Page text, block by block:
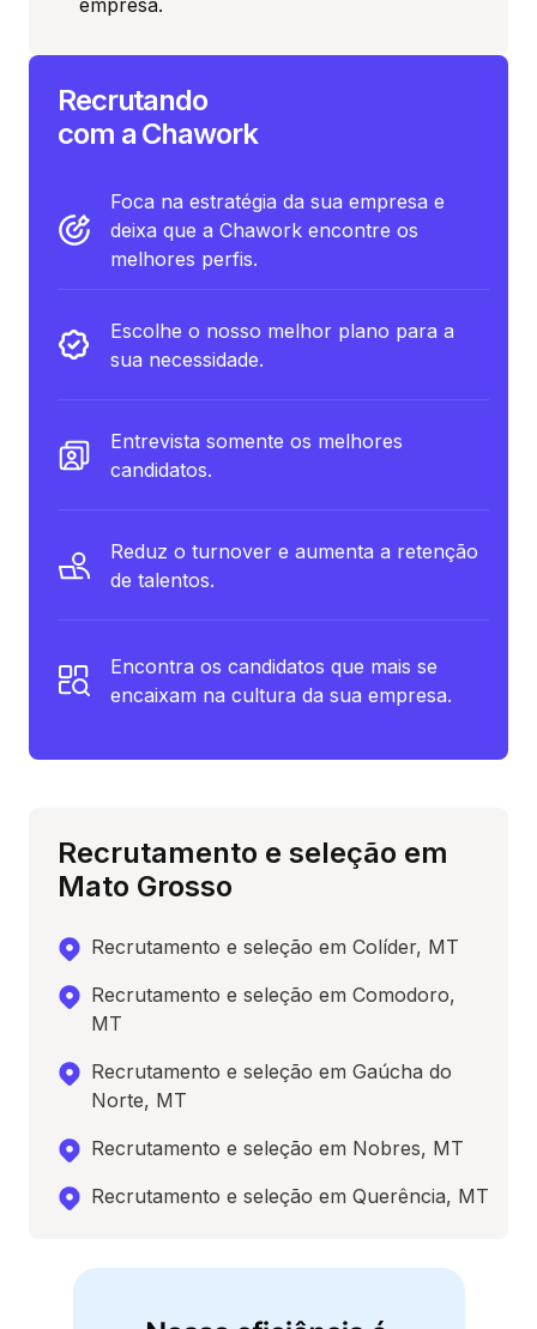
empresa.
Recrutando
com a Chawork
Foca na estratégia da sua empresa e
deixa que a Chawork encontre os
melhores perfis.
Escolhe o nosso melhor plano para a
sua necessidade.
Entrevista somente os melhores
candidatos.
Reduz o turnover e aumenta a retenção
de talentos.
Encontra os candidatos que mais se
encaixam na cultura da sua empresa.
Recrutamento e seleção em
Mato Grosso
Recrutamento e seleção em Colíder, MT
Recrutamento e seleção em Comodoro,
MT
Recrutamento e seleção em Gaúcha do
Norte, MT
Recrutamento e seleção em Nobres, MT
Recrutamento e seleção em Querência, MT